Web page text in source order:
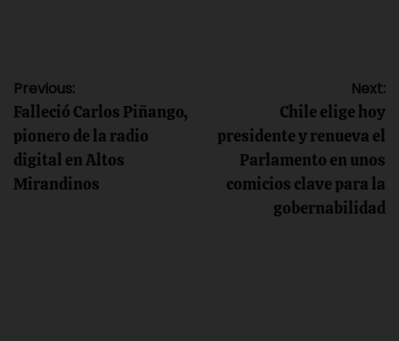
Navegación
de
entradas
Previous:
Falleció Carlos Piñango,
pionero de la radio
digital en Altos
Mirandinos
Next:
Chile elige hoy
presidente y renueva el
Parlamento en unos
comicios clave para la
gobernabilidad